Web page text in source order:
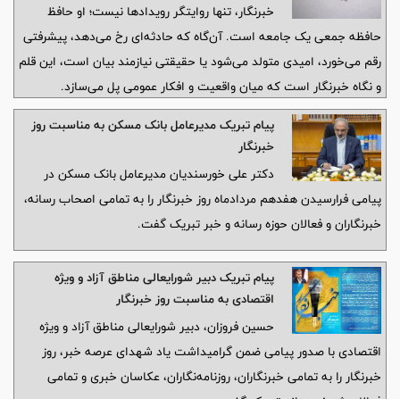
خبرنگار، تنها روایتگر رویدادها نیست؛ او حافظ
حافظه جمعی یک جامعه است. آن‌گاه که حادثه‌ای رخ می‌دهد، پیشرفتی
رقم می‌خورد، امیدی متولد می‌شود یا حقیقتی نیازمند بیان است، این قلم
و نگاه خبرنگار است که میان واقعیت و افکار عمومی پل می‌سازد.
پیام تبریک مدیرعامل بانک مسکن به مناسبت روز
خبرنگار
دکتر علی خورسندیان مدیرعامل بانک مسکن در
پیامی فرارسیدن هفدهم مردادماه روز خبرنگار را به تمامی اصحاب رسانه،
خبرنگاران و فعالان حوزه رسانه و خبر تبریک گفت. ‌
پیام تبریک دبیر شورایعالی مناطق آزاد و ویژه
اقتصادی به مناسبت روز خبرنگار
حسین فروزان، دبیر شورایعالی مناطق آزاد و ویژه
اقتصادی با صدور پیامی ضمن گرامیداشت یاد شهدای عرصه خبر، روز
خبرنگار را به تمامی خبرنگاران، روزنامه‌نگاران، عکاسان خبری و تمامی